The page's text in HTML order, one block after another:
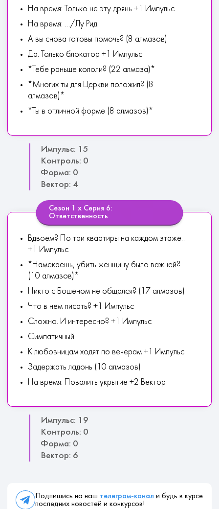
На время: Только не эту дрянь +1 Импульс
На время: .../Лу Рид
А вы снова готовы помочь? (8 алмазов)
Да. Только блокатор +1 Импульс
*Тебе раньше кололи? (22 алмаза)*
*Многих ты для Церкви положил? (8
алмазов)*
*Ты в отличной форме (8 алмазов)*
Импульс: 15
Контроль: 0
Форма: 0
Вектор: 4
Сезон 1 х Серия 6:
Ответственность
Вдвоем? По три квартиры на каждом этаже..
+1 Импульс
*Намекаешь, убить женщину было важней?
(10 алмазов)*
Никто с Бошеном не общался? (17 алмазов)
Что в нем писать? +1 Импульс
Сложно. И интересно? +1 Импульс
Симпатичный
К любовницам ходят по вечерам +1 Импульс
Задержать ладонь (10 алмазов)
На время: Повалить укрытие +2 Вектор
Импульс: 19
Контроль: 0
Форма: 0
Вектор: 6
Подпишись на наш телеграм-канал и будь в курсе
последних новостей и конкурсов!